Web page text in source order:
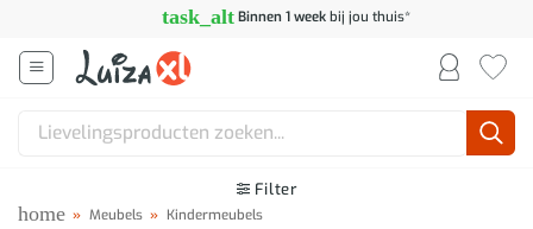
inhoud
task_alt Binnen 1 weekbij jou thuis*
Zoeken
Filter
home » Meubels » Kindermeubels